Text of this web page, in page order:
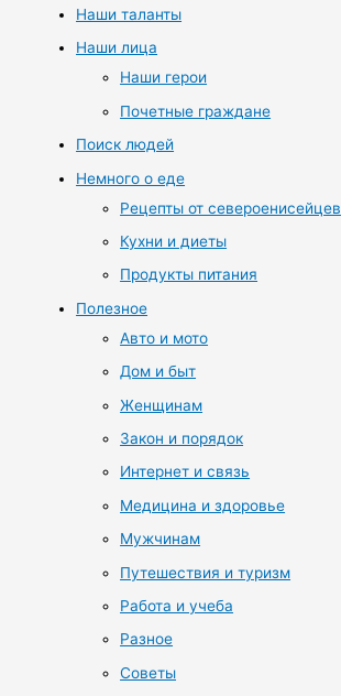
Наши таланты
Наши лица
Наши герои
Почетные граждане
Поиск людей
Немного о еде
Рецепты от североенисейцев
Кухни и диеты
Продукты питания
Полезное
Авто и мото
Дом и быт
Женщинам
Закон и порядок
Интернет и связь
Медицина и здоровье
Мужчинам
Путешествия и туризм
Работа и учеба
Разное
Советы